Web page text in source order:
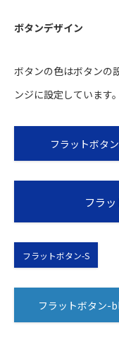
ボタンデザイン
ボタンの色はボタンの
ンジに設定しています。
フラットボタン
フラ
フラットボタン-S
フラットボタン-